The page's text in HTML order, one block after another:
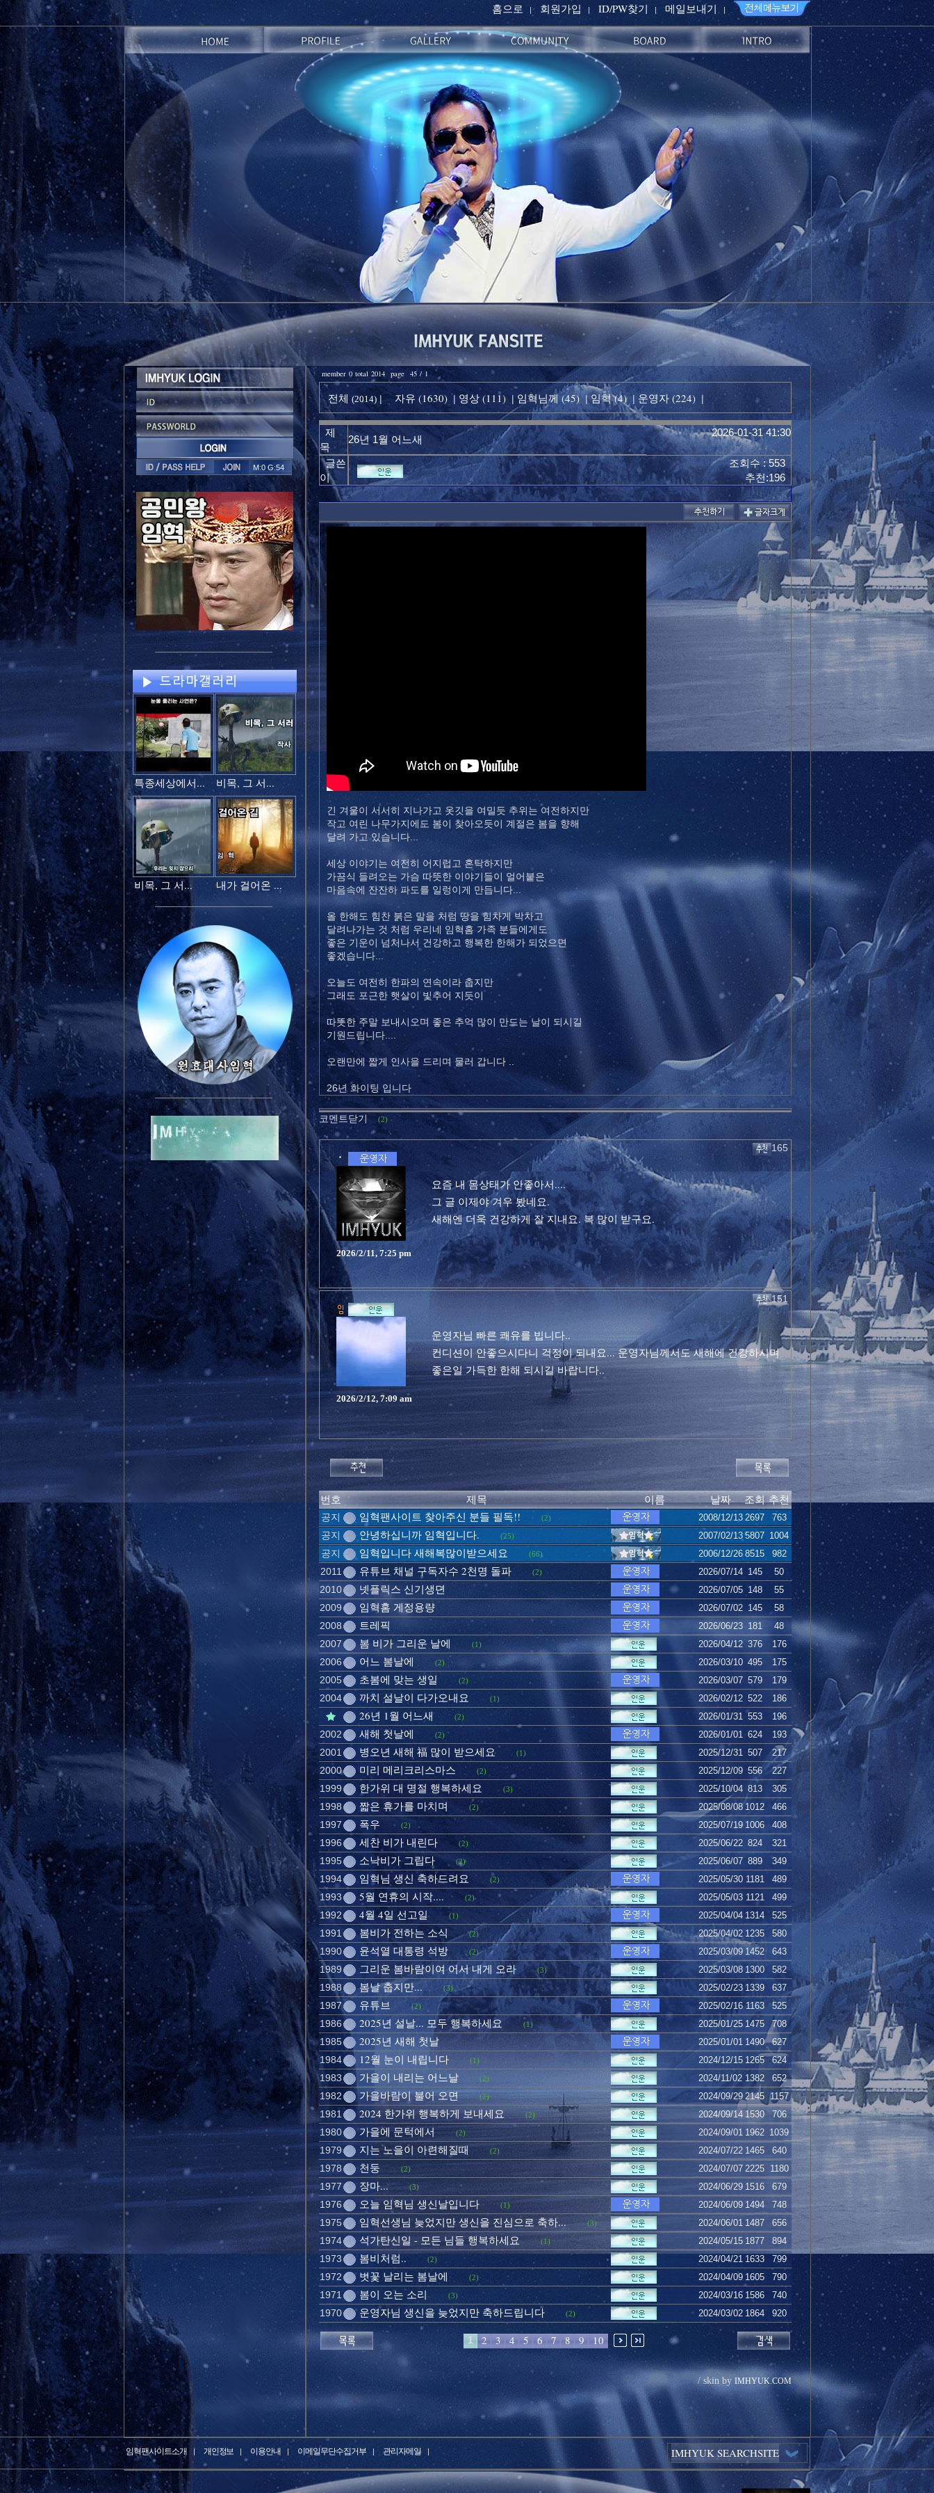
홈으로 회원가입 ID/PW찾기 메일보내기
M:0 G:54
특종세상에서... 비목, 그 서...
비목, 그 서... 내가 걸어온 ...
member 0 total 2014 page 45 / 1
전체 (2014)| 자유 (1630) | 영상 (111) | 임혁님께 (45) | 임혁 (4) | 운영자 (224) |
제
목
26년 1월 어느새
2026-01-31 41:30
글쓴
이
조회수 : 553
추천:196
긴 겨울이 서서히 지나가고 옷깃을 여밀듯 추위는 여전하지만
작고 여린 나무가지에도 봄이 찾아오듯이 계절은 봄을 향해
달려 가고 있습니다...
세상 이야기는 여전히 어지럽고 혼탁하지만
가끔식 들려오는 가슴 따뜻한 이야기들이 얼어붙은
마음속에 잔잔하 파도를 일렁이게 만듭니다...
올 한해도 힘찬 붉은 말을 처럼 땅을 힘차게 박차고
달려나가는 것 처럼 우리네 임혁홈 가족 분들에게도
좋은 기운이 넘처나서 건강하고 행복한 한해가 되었으면
좋겠습니다...
오늘도 여전히 한파의 연속이라 춥지만
그래도 포근한 햇살이 빛추어 지듯이
따뜻한 주말 보내시오며 좋은 추억 많이 만드는 날이 되시길
기원드립니다....
오랜만에 짧게 인사을 드리며 물러 갑니다 ..
26년 화이팅 입니다
코멘트닫기 (2)
2026/2/11, 7:25 pm
165
요즘 내 몸상태가 안좋아서....
그 글 이제야 겨우 봤네요.
새해엔 더욱 건강하게 잘 지내요. 복 많이 받구요.
2026/2/12, 7:09 am
151
운영자님 빠른 쾌유를 빕니다..
컨디션이 안좋으시다니 걱정이 되내요... 운영자님께서도 새해에 건강하시며
좋은일 가득한 한해 되시길 바랍니다..
번호 제목 이름 날짜 조회 추천
공지 임혁팬사이트 찾아주신 분들 필독!! (2) 2008/12/13 2697 763
공지 안녕하십니까 임혁입니다. (25) 2007/02/13 5807 1004
공지 임혁입니다 새해복많이받으세요 (66) 2006/12/26 8515 982
2011 유튜브 채널 구독자수 2천명 돌파 (2) 2026/07/14 145 50
2010 넷플릭스 신기생뎐 2026/07/05 148 55
2009 임혁홈 게정용량 2026/07/02 145 58
2008 트레픽 2026/06/23 181 48
2007 봄 비가 그리운 날에 (1) 2026/04/12 376 176
2006 어느 봄날에 (2) 2026/03/10 495 175
2005 초봄에 맞는 생일 (2) 2026/03/07 579 179
2004 까치 설날이 다가오내요 (1) 2026/02/12 522 186
26년 1월 어느새 (2) 2026/01/31 553 196
2002 새해 첫날에 (2) 2026/01/01 624 193
2001 병오년 새해 福 많이 받으세요 (1) 2025/12/31 507 217
2000 미리 메리크리스마스 (2) 2025/12/09 556 227
1999 한가위 대 명절 행복하세요 (3) 2025/10/04 813 305
1998 짧은 휴가를 마치며 (2) 2025/08/08 1012 466
1997 폭우 (2) 2025/07/19 1006 408
1996 세찬 비가 내린다 (2) 2025/06/22 824 321
1995 소낙비가 그립다 (2) 2025/06/07 889 349
1994 임혁님 생신 축하드려요 (2) 2025/05/30 1181 489
1993 5월 연휴의 시작.... (2) 2025/05/03 1121 499
1992 4월 4일 선고일 (1) 2025/04/04 1314 525
1991 봄비가 전하는 소식 (2) 2025/04/02 1235 580
1990 윤석열 대통령 석방 (2) 2025/03/09 1452 643
1989 그리운 봄바람이여 어서 내게 오라 (3) 2025/03/08 1300 582
1988 봄날 춥지만... (3) 2025/02/23 1339 637
1987 유튜브 (2) 2025/02/16 1163 525
1986 2025년 설날... 모두 행복하세요 (1) 2025/01/25 1475 708
1985 2025년 새해 첫날 2025/01/01 1490 627
1984 12월 눈이 내립니다 (1) 2024/12/15 1265 624
1983 가을이 내리는 어느날 (2) 2024/11/02 1382 652
1982 가을바람이 불어 오면 (2) 2024/09/29 2145 1157
1981 2024 한가위 행복하게 보내세요 (2) 2024/09/14 1530 706
1980 가을에 문턱에서 (2) 2024/09/01 1962 1039
1979 지는 노을이 아련해질때 (2) 2024/07/22 1465 640
1978 천둥 (2) 2024/07/07 2225 1180
1977 장마... (3) 2024/06/29 1516 679
1976 오늘 임혁님 생신날입니다 (1) 2024/06/09 1494 748
1975 임혁선생님 늦었지만 생신을 진심으로 축하... (3) 2024/06/01 1487 656
1974 석가탄신일 - 모든 님들 행복하세요 (1) 2024/05/15 1877 894
1973 봄비처럼.. (2) 2024/04/21 1633 799
1972 벗꽃 날리는 봄날에 (2) 2024/04/09 1605 790
1971 봄이 오는 소리 (3) 2024/03/16 1586 740
1970 운영자님 생신을 늦었지만 축하드립니다 (2) 2024/03/02 1864 920
1 2 3 4 5 6 7 8 9 10
/ skin by IMHYUK.COM
임혁팬사이트소개 개인정보 이용안내 이메일무단수집거부 관리자메일 IMHYUK SEARCHSITE